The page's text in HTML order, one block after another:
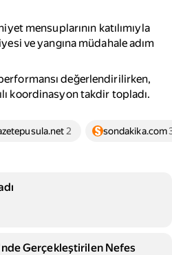
mensuplarının katılımıyla
ve yangına müdahale adım
değerlendirilirken,
koordinasyon takdir topladı.
2 sondakika.com
Gerçekleştirilen Nefes